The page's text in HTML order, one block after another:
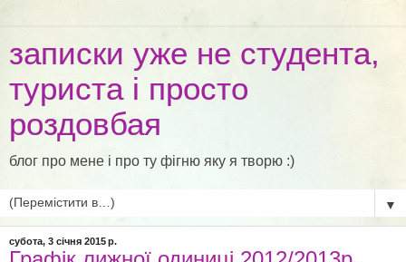
записки уже не студента,
туриста і просто
роздовбая
блог про мене і про ту фігню яку я творю :)
▼
субота, 3 січня 2015 р.